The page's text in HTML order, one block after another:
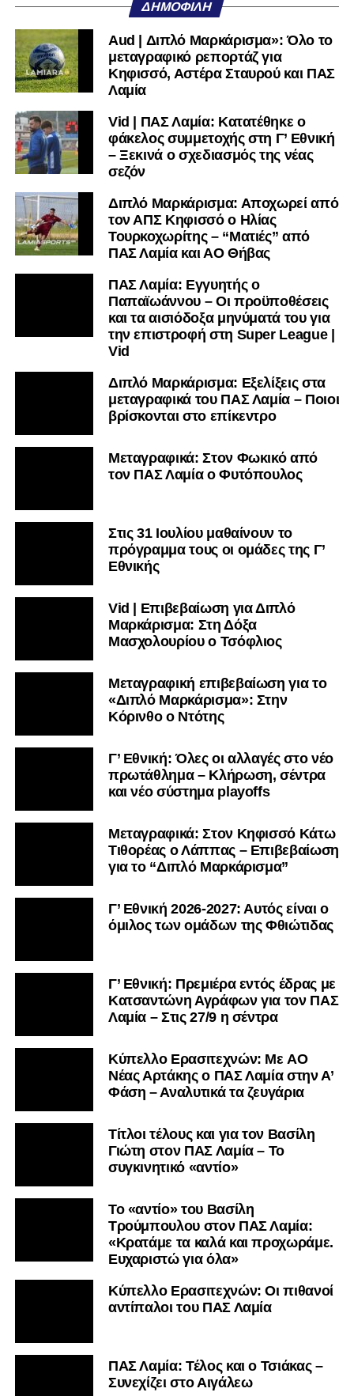
πολύ μικρή.
Ακολουθήστε το lamiara.grστοGoogle Newsγια να
μαθαίνετε πρώτοι τα κυανόλευκα νέα στην Ελλάδα και τον
υπόλοιπο κόσμο. Ακολουθήστε το lamiara.gr στο
μαθαίνετε σε χρόνο dt όλα τα νέα.
ΔΗΜΟΦΙΛΉ
Aud | Διπλό Μαρκάρισμα»: Όλο το
μεταγραφικό ρεπορτάζ για
Κηφισσό, Αστέρα Σταυρού και ΠΑΣ
Λαμία
Vid | ΠΑΣ Λαμία: Κατατέθηκε ο
φάκελος συμμετοχής στη Γ’ Εθνική
– Ξεκινά ο σχεδιασμός της νέας
σεζόν
Διπλό Μαρκάρισμα: Αποχωρεί από
τον ΑΠΣ Κηφισσό ο Ηλίας
Τουρκοχωρίτης – “Ματιές” από
ΠΑΣ Λαμία και ΑΟ Θήβας
ΠΑΣ Λαμία: Εγγυητής ο
Παπαϊωάννου – Οι προϋποθέσεις
και τα αισιόδοξα μηνύματά του για
την επιστροφή στη Super League |
Vid
Διπλό Μαρκάρισμα: Εξελίξεις στα
μεταγραφικά του ΠΑΣ Λαμία – Ποιοι
βρίσκονται στο επίκεντρο
Μεταγραφικά: Στον Φωκικό από
τον ΠΑΣ Λαμία ο Φυτόπουλος
Στις 31 Ιουλίου μαθαίνουν το
πρόγραμμα τους οι ομάδες της Γ’
Εθνικής
Vid | Επιβεβαίωση για Διπλό
Μαρκάρισμα: Στη Δόξα
Μασχολουρίου ο Τσόφλιος
Μεταγραφική επιβεβαίωση για το
«Διπλό Μαρκάρισμα»: Στην
Κόρινθο ο Ντότης
Γ’ Εθνική: Όλες οι αλλαγές στο νέο
πρωτάθλημα – Κλήρωση, σέντρα
και νέο σύστημα playoffs
Μεταγραφικά: Στον Κηφισσό Κάτω
Τιθορέας ο Λάππας – Επιβεβαίωση
για το “Διπλό Μαρκάρισμα”
Γ’ Εθνική 2026-2027: Αυτός είναι ο
όμιλος των ομάδων της Φθιώτιδας
Γ’ Εθνική: Πρεμιέρα εντός έδρας με
Κατσαντώνη Αγράφων για τον ΠΑΣ
Λαμία – Στις 27/9 η σέντρα
Kύπελλο Ερασιτεχνών: Με AO
Nέας Αρτάκης ο ΠΑΣ Λαμία στην Α’
Φάση – Αναλυτικά τα ζευγάρια
Τίτλοι τέλους και για τον Βασίλη
Γιώτη στον ΠΑΣ Λαμία – Το
συγκινητικό «αντίο»
Το «αντίο» του Βασίλη
Τρούμπουλου στον ΠΑΣ Λαμία:
«Κρατάμε τα καλά και προχωράμε.
Ευχαριστώ για όλα»
Κύπελλο Ερασιτεχνών: Οι πιθανοί
αντίπαλοι του ΠΑΣ Λαμία
ΠΑΣ Λαμία: Τέλος και ο Τσιάκας –
Συνεχίζει στο Αιγάλεω